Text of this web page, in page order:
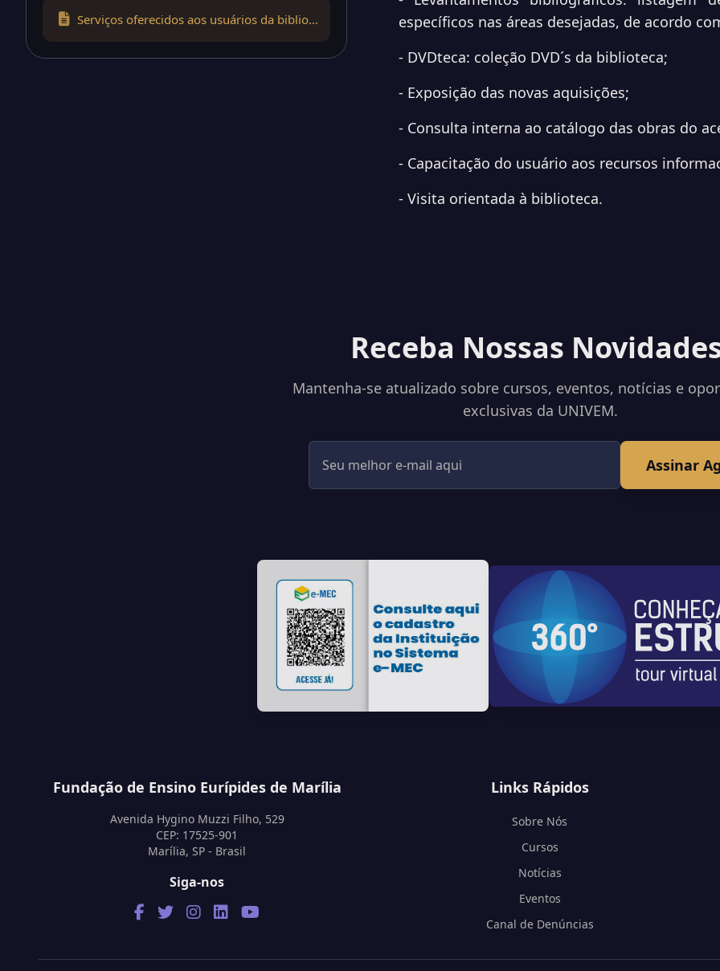
Serviços oferecidos aos usuários da biblioteca
específicos nas áreas desejadas, de acordo
- DVDteca: coleção DVD´s da biblioteca;
- Exposição das novas aquisições;
- Consulta interna ao catálogo das obras do
- Capacitação do usuário aos recursos
- Visita orientada à biblioteca.
Receba Nossas
Mantenha-se atualizado sobre cursos, eventos, notícias e
exclusivas da UNIVEM.
Assinar
Fundação de Ensino Eurípides de Marília
Avenida Hygino Muzzi Filho, 529
CEP: 17525-901
Marília, SP - Brasil
Siga-nos
Links Rápidos
Sobre Nós
Cursos
Notícias
Eventos
Canal de Denúncias